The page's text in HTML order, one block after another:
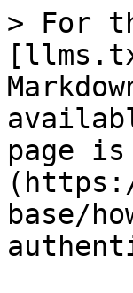
> For
page
base/